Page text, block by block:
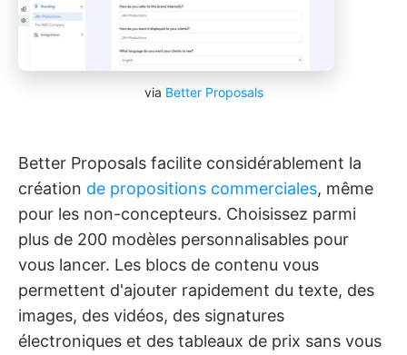
via Better Proposals
Better Proposals facilite considérablement la
création de propositions commerciales, même
pour les non-concepteurs. Choisissez parmi
plus de 200 modèles personnalisables pour
vous lancer. Les blocs de contenu vous
permettent d'ajouter rapidement du texte, des
images, des vidéos, des signatures
électroniques et des tableaux de prix sans vous